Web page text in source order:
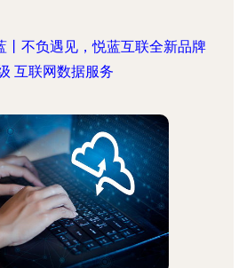
丨不负遇见，悦蓝互联全新品牌
互联网数据服务